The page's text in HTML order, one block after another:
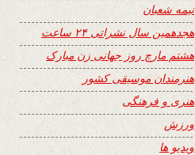
نیمه شعبان
هجدهمین سال نشراتی ۲۴ ساعت
هشتم مارچ روز جهانی زن مبارک
هنرمندان موسیقی کشور
هنری و فرهنگی
ورزش
ویدیو ها